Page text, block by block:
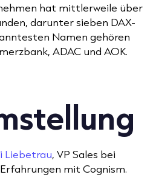
hat mittlerweile über
darunter sieben DAX-
Namen gehören
ADAC und AOK.
Liebetrau, VP Sales bei
mit Cognism.